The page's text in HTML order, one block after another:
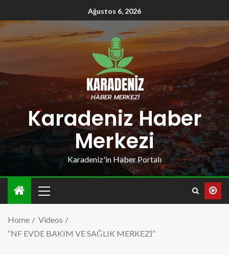
Ağustos 6, 2026
Karadeniz Haber
Merkezi
Karadeniz'in Haber Portalı
Home
Videos
“NF EVDE BAKIM VE SAĞLIK MERKEZİ”